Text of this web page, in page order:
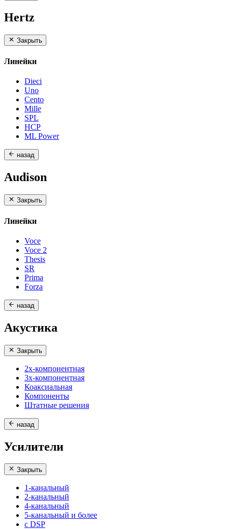
Hertz
Закрыть
Линейки
Dieci
Uno
Cento
Mille
SPL
HCP
ML Power
назад
Audison
Закрыть
Линейки
Voce
Voce 2
Thesis
SR
Prima
Forza
назад
Акустика
Закрыть
2х-компонентная
3х-компонентная
Коаксиальная
Компоненты
Штатные решения
назад
Усилители
Закрыть
1-канальный
2-канальный
4-канальный
5-канальный и более
с DSP